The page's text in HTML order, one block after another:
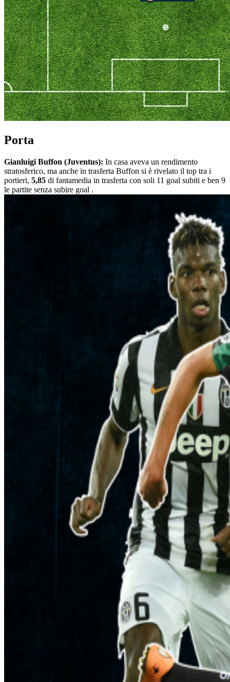
Porta
Gianluigi Buffon (Juventus): In casa aveva un rendimento
stratosferico, ma anche in trasferta Buffon si è rivelato il top tra i
portieri, 5,85 di fantamedia in trasferta con soli 11 goal subiti e ben 9
le partite senza subire goal .